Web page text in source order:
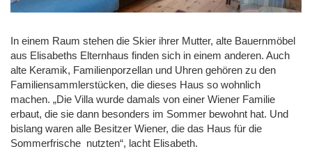
In einem Raum stehen die Skier ihrer Mutter, alte Bauernmöbel
aus Elisabeths Elternhaus finden sich in einem anderen. Auch
alte Keramik, Familienporzellan und Uhren gehören zu den
Familiensammlerstücken, die dieses Haus so wohnlich
machen. „Die Villa wurde damals von einer Wiener Familie
erbaut, die sie dann besonders im Sommer bewohnt hat. Und
bislang waren alle Besitzer Wiener, die das Haus für die
Sommerfrische nutzten“, lacht Elisabeth.